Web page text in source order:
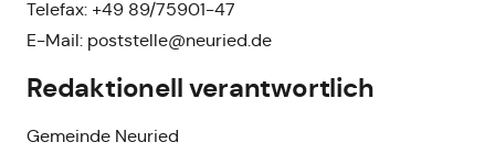
Telefax: +49 89/75901-47
E-Mail: poststelle@neuried.de
Redaktionell verantwortlich
Gemeinde Neuried